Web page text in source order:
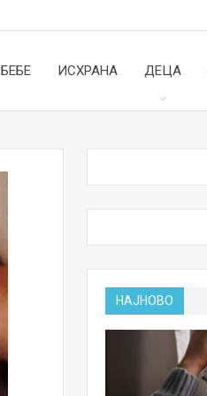
БЕБЕ ИСХРАНА ДЕЦА
НАЈНОВО